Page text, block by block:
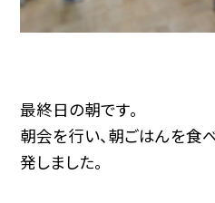
最終日の朝です。
朝会を行い、朝ごはんを
発しました。